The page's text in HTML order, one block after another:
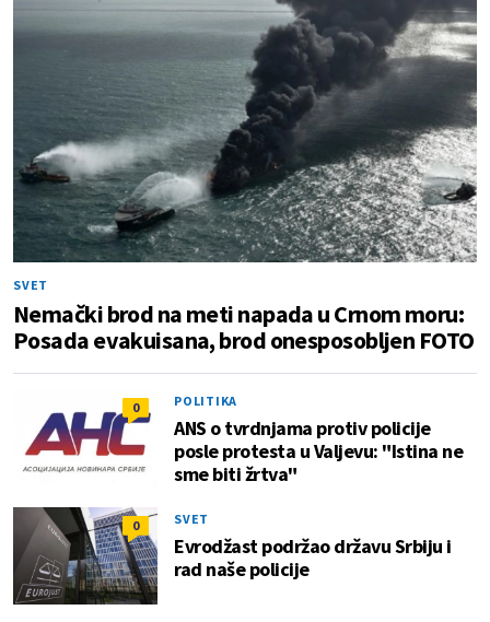
SVET
Nemački brod na meti napada u Crnom moru:
Posada evakuisana, brod onesposobljen FOTO
0 POLITIKA
ANS o tvrdnjama protiv policije
posle protesta u Valjevu: "Istina ne
sme biti žrtva"
0 SVET
Evrodžast podržao državu Srbiju i
rad naše policije